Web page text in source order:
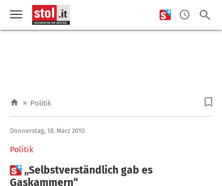
» Politik
Politik
Donnerstag, 18. März 2010
„Selbstverständlich gab es
Gaskammern“